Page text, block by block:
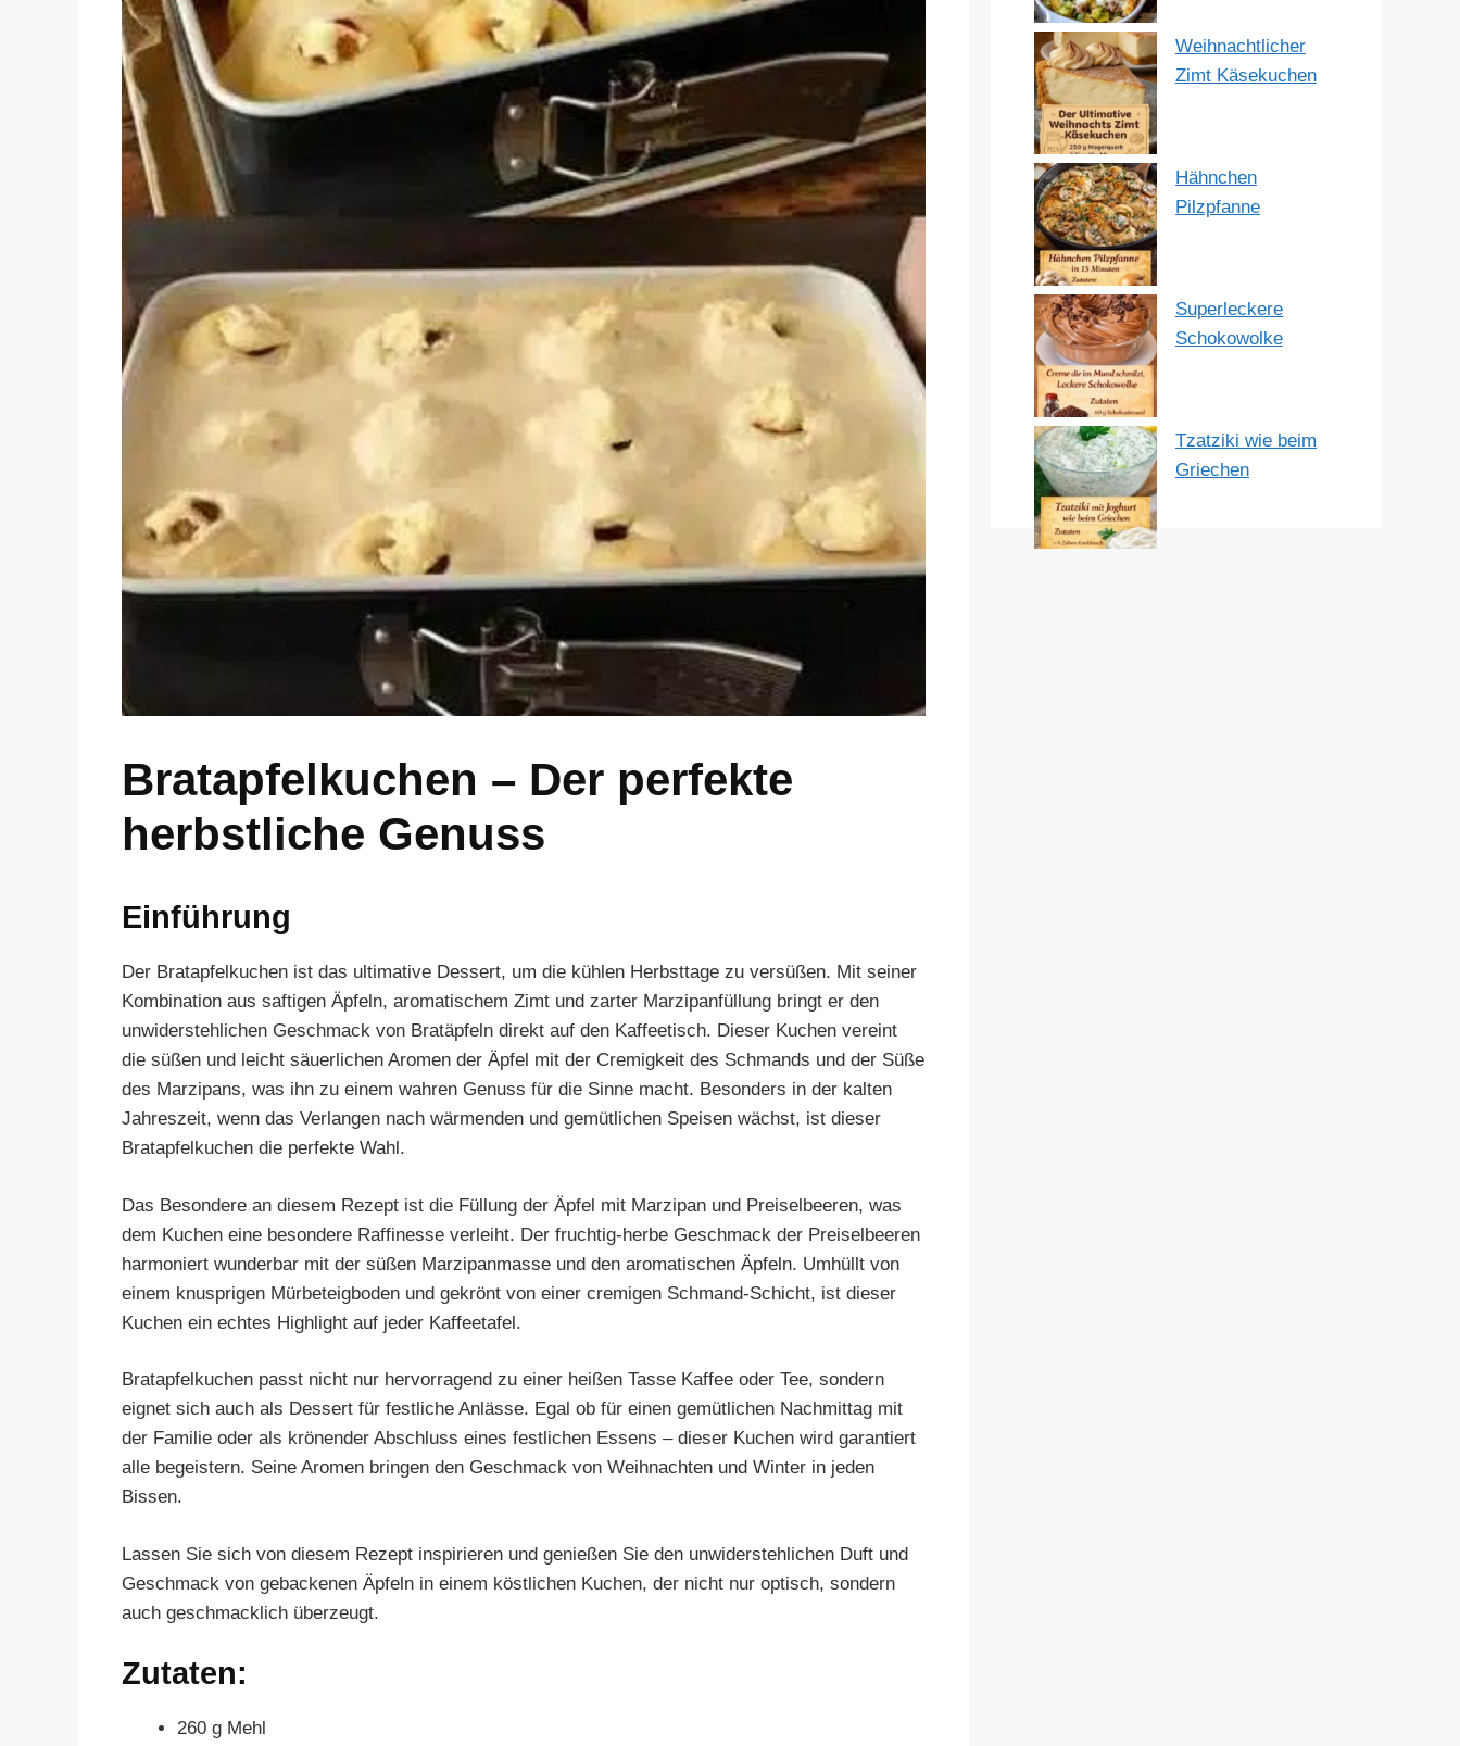
Bratapfelkuchen – Der perfekte
herbstliche Genuss
Einführung
Der Bratapfelkuchen ist das ultimative Dessert, um die kühlen Herbsttage zu versüßen. Mit seiner
Kombination aus saftigen Äpfeln, aromatischem Zimt und zarter Marzipanfüllung bringt er den
unwiderstehlichen Geschmack von Bratäpfeln direkt auf den Kaffeetisch. Dieser Kuchen vereint
die süßen und leicht säuerlichen Aromen der Äpfel mit der Cremigkeit des Schmands und der Süße
des Marzipans, was ihn zu einem wahren Genuss für die Sinne macht. Besonders in der kalten
Jahreszeit, wenn das Verlangen nach wärmenden und gemütlichen Speisen wächst, ist dieser
Bratapfelkuchen die perfekte Wahl.
Das Besondere an diesem Rezept ist die Füllung der Äpfel mit Marzipan und Preiselbeeren, was
dem Kuchen eine besondere Raffinesse verleiht. Der fruchtig-herbe Geschmack der Preiselbeeren
harmoniert wunderbar mit der süßen Marzipanmasse und den aromatischen Äpfeln. Umhüllt von
einem knusprigen Mürbeteigboden und gekrönt von einer cremigen Schmand-Schicht, ist dieser
Kuchen ein echtes Highlight auf jeder Kaffeetafel.
Bratapfelkuchen passt nicht nur hervorragend zu einer heißen Tasse Kaffee oder Tee, sondern
eignet sich auch als Dessert für festliche Anlässe. Egal ob für einen gemütlichen Nachmittag mit
der Familie oder als krönender Abschluss eines festlichen Essens – dieser Kuchen wird garantiert
alle begeistern. Seine Aromen bringen den Geschmack von Weihnachten und Winter in jeden
Bissen.
Lassen Sie sich von diesem Rezept inspirieren und genießen Sie den unwiderstehlichen Duft und
Geschmack von gebackenen Äpfeln in einem köstlichen Kuchen, der nicht nur optisch, sondern
auch geschmacklich überzeugt.
Zutaten:
260 g Mehl
Weihnachtlicher
Zimt Käsekuchen
Hähnchen
Pilzpfanne
Superleckere
Schokowolke
Tzatziki wie beim
Griechen